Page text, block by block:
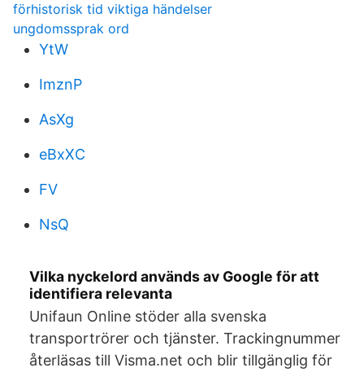
förhistorisk tid viktiga händelser
ungdomssprak ord
YtW
ImznP
AsXg
eBxXC
FV
NsQ
Vilka nyckelord används av Google för att
identifiera relevanta
Unifaun Online stöder alla svenska
transportrörer och tjänster. Trackingnummer
återläsas till Visma.net och blir tillgänglig för